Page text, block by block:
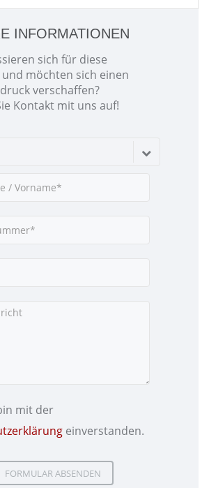
INFORMATIONEN
sich für diese
möchten sich einen
verschaffen?
Kontakt mit uns auf!
mit der
einverstanden.